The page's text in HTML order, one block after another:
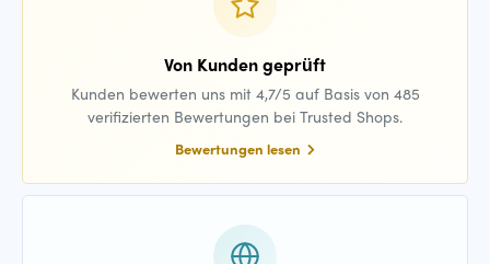
Von Kunden geprüft
Kunden bewerten uns mit 4,7/5 auf Basis von 485
verifizierten Bewertungen bei Trusted Shops.
Bewertungen lesen